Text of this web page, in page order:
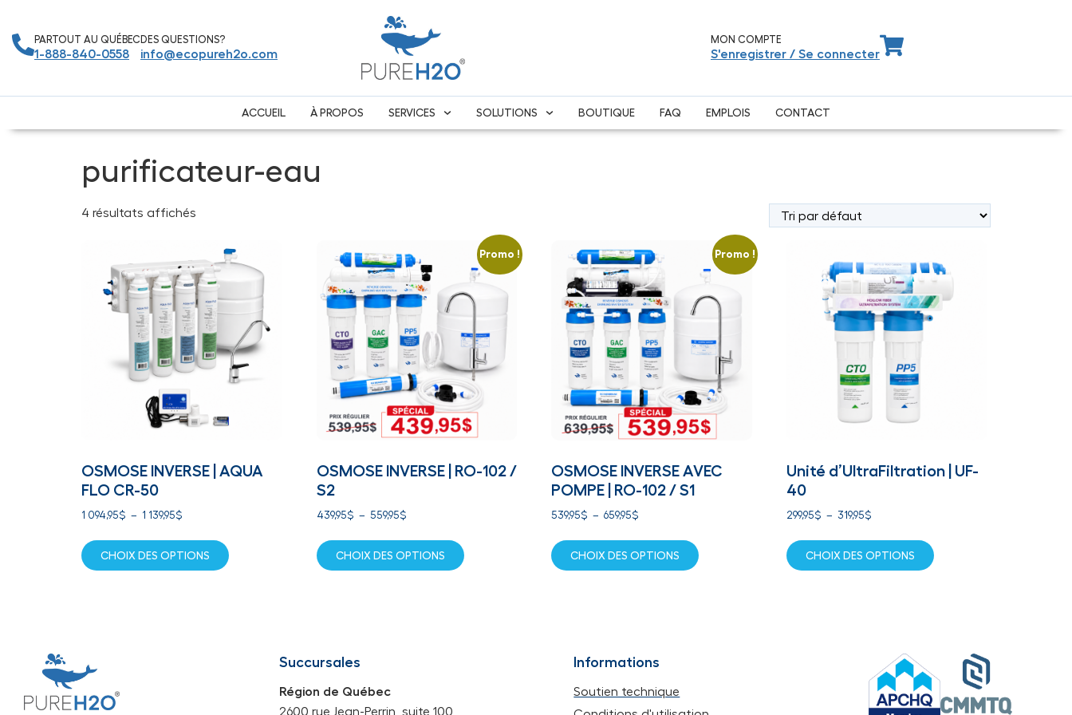
PARTOUT AU QUÉBEC
1-888-840-0558
DES QUESTIONS?
info@ecopureh2o.com
MON COMPTE
S'enregistrer / Se connecter
ACCUEIL À PROPOS SERVICES SOLUTIONS BOUTIQUE FAQ EMPLOIS CONTACT
purificateur-eau
4 résultats affichés
OSMOSE INVERSE | AQUA
FLO CR-50
1 094,95$ – 1 139,95$
CHOIX DES OPTIONS
Promo !
OSMOSE INVERSE | RO-102 /
S2
439,95$ – 559,95$
CHOIX DES OPTIONS
Promo !
OSMOSE INVERSE AVEC
POMPE | RO-102 / S1
539,95$ – 659,95$
CHOIX DES OPTIONS
Unité d’UltraFiltration | UF-
40
299,95$ – 319,95$
CHOIX DES OPTIONS
Succursales
Région de Québec
2600 rue Jean-Perrin, suite 100,
Informations
Soutien technique